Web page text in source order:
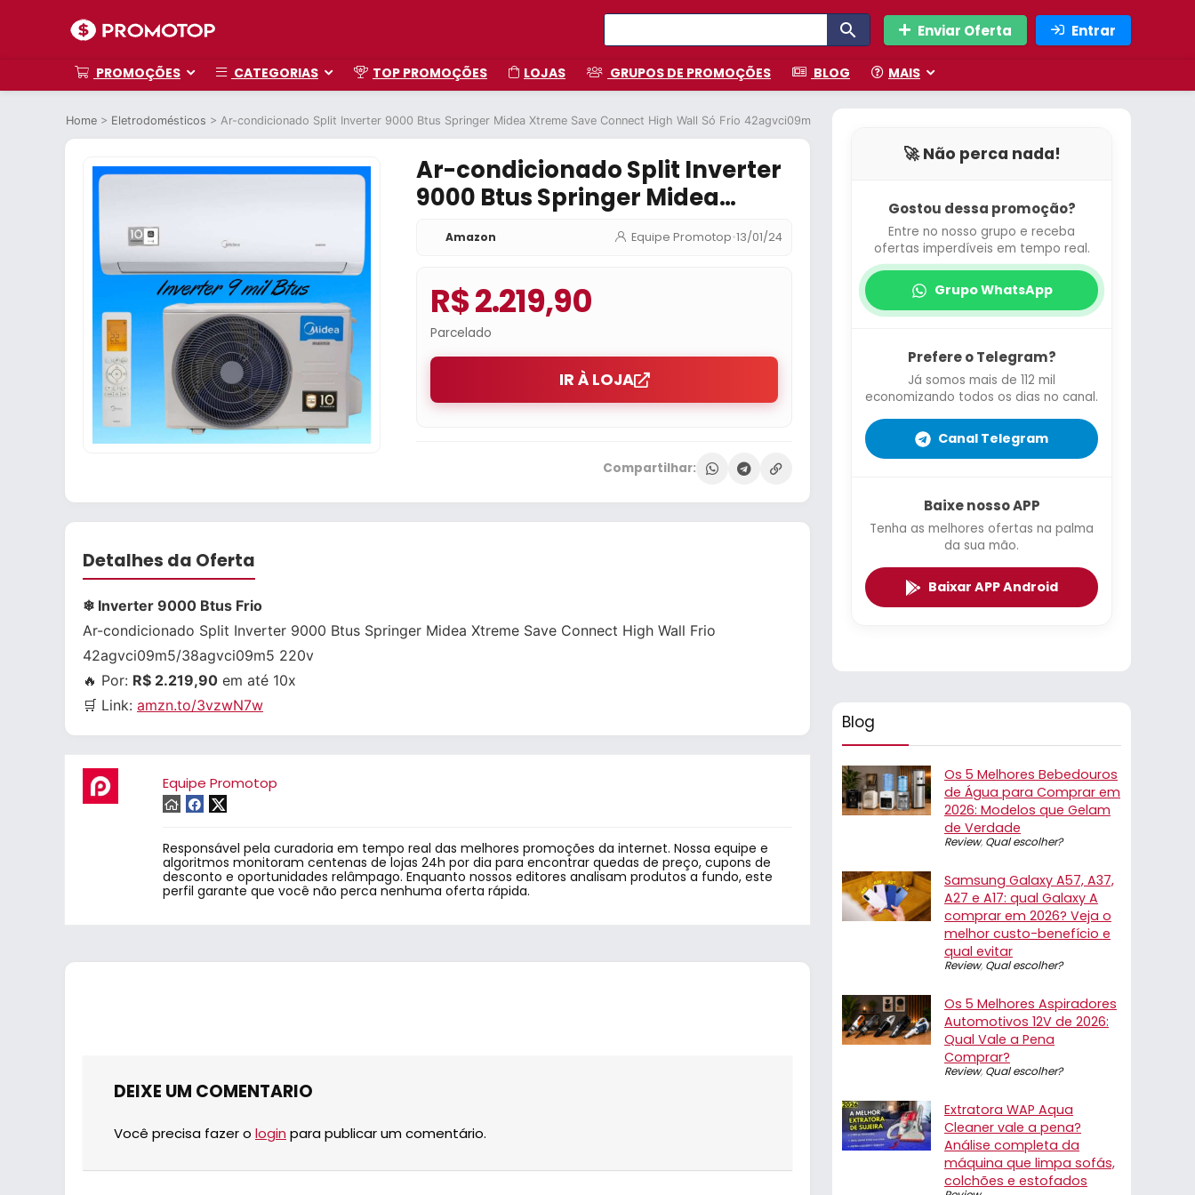
Enviar Oferta Entrar
PROMOÇÕES CATEGORIAS TOP PROMOÇÕES LOJAS GRUPOS DE PROMOÇÕES BLOG MAIS
Home > Eletrodomésticos > Ar-condicionado Split Inverter 9000 Btus Springer Midea Xtreme Save Connect High Wall Só Frio 42agvci09m5/38agvci09m5 220v
Ar-condicionado Split Inverter
9000 Btus Springer Midea
Xtreme Save Connect High
42agvci09m5/38agvci09m5
220v
Amazon Equipe Promotop•13/01/24
R$ 2.219,90
Parcelado
IR À LOJA
Compartilhar:
Detalhes da Oferta
❄ Inverter 9000 Btus Frio
Ar-condicionado Split Inverter 9000 Btus Springer Midea Xtreme Save Connect High Wall Frio
42agvci09m5/38agvci09m5 220v
🔥 Por: R$ 2.219,90 em até 10x
🛒 Link: amzn.to/3vzwN7w
Equipe Promotop
Responsável pela curadoria em tempo real das melhores promoções da internet. Nossa equipe e
algoritmos monitoram centenas de lojas 24h por dia para encontrar quedas de preço, cupons de
desconto e oportunidades relâmpago. Enquanto nossos editores analisam produtos a fundo, este
perfil garante que você não perca nenhuma oferta rápida.
DEIXE UM COMENTARIO
Você precisa fazer o login para publicar um comentário.
🚀 Não perca nada!
Gostou dessa promoção?
Entre no nosso grupo e receba
ofertas imperdíveis em tempo real.
Grupo WhatsApp
Prefere o Telegram?
Já somos mais de 112 mil
economizando todos os dias no canal.
Canal Telegram
Baixe nosso APP
Tenha as melhores ofertas na palma
da sua mão.
Baixar APP Android
Blog
Os 5 Melhores Bebedouros
de Água para Comprar em
2026: Modelos que Gelam
de Verdade
Review, Qual escolher?
Samsung Galaxy A57, A37,
A27 e A17: qual Galaxy A
comprar em 2026? Veja o
melhor custo-benefício e
qual evitar
Review, Qual escolher?
Os 5 Melhores Aspiradores
Automotivos 12V de 2026:
Qual Vale a Pena
Comprar?
Review, Qual escolher?
Extratora WAP Aqua
Cleaner vale a pena?
Análise completa da
máquina que limpa sofás,
colchões e estofados